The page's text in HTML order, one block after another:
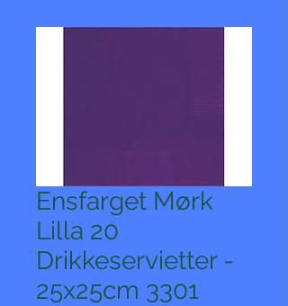
Ensfarget Mørk
Lilla 20
Drikkeservietter -
25x25cm 3301